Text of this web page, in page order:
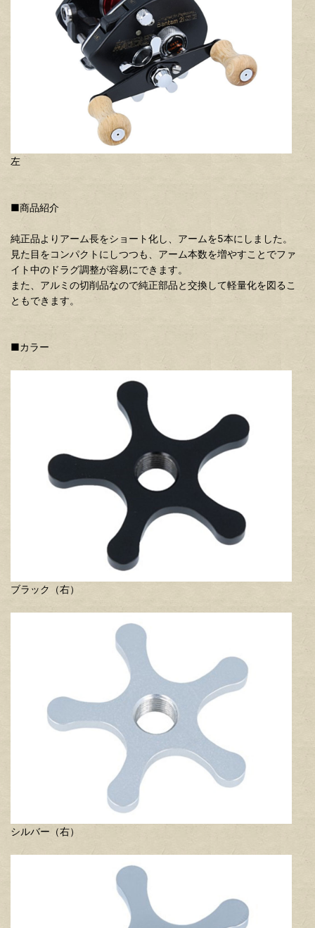
左
■商品紹介
純正品よりアーム長をショート化し、アームを5本にしました。
見た目をコンパクトにしつつも、アーム本数を増やすことでファ
イト中のドラグ調整が容易にできます。
また、アルミの切削品なので純正部品と交換して軽量化を図るこ
ともできます。
■カラー
ブラック（右）
シルバー（右）